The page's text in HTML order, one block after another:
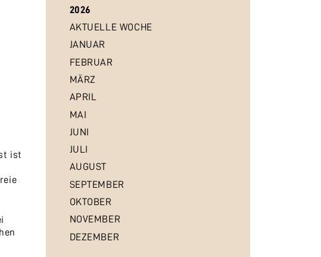
ist
2026
AKTUELLE WOCHE
JANUAR
FEBRUAR
MÄRZ
APRIL
MAI
JUNI
JULI
AUGUST
SEPTEMBER
OKTOBER
NOVEMBER
DEZEMBER